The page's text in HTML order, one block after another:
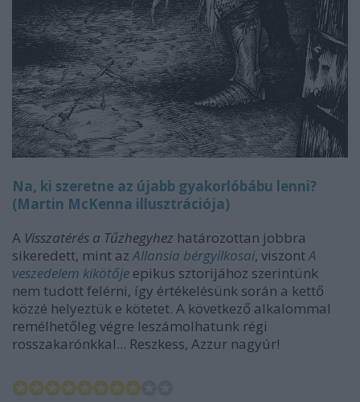
Na, ki szeretne az újabb gyakorlóbábu lenni?
(Martin McKenna illusztrációja)
A Visszatérés a Tűzhegyhez határozottan jobbra
sikeredett, mint az Allansia bérgyilkosai, viszontA
veszedelem kikötője epikus sztorijához szerintünk
nem tudott felérni, így értékelésünk során a kettő
közzé helyeztük e kötetet. A következő alkalommal
remélhetőleg végre leszámolhatunk régi
rosszakarónkkal... Reszkess, Azzur nagyúr!
✪✪✪✪✪✪✪✪